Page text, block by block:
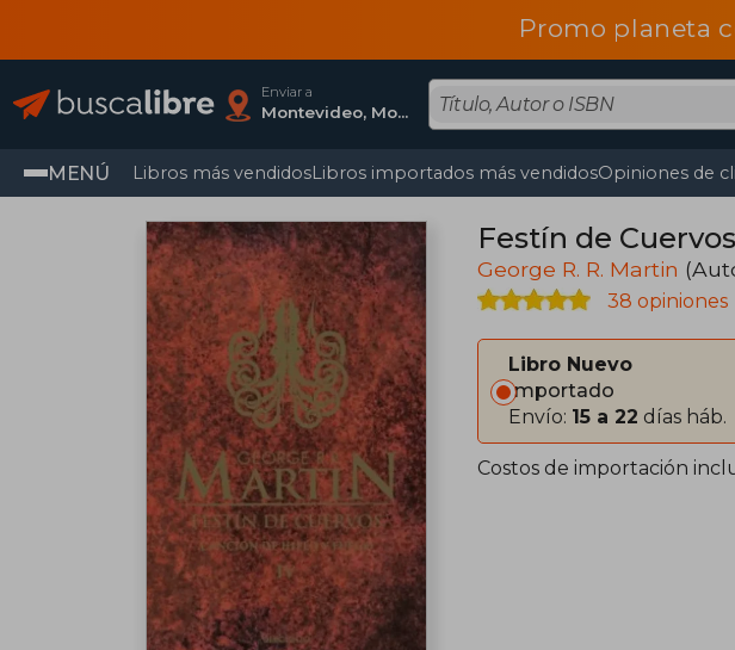
Promo planeta
Enviar a
Montevideo, Montevideo
MENÚ Libros más vendidosLibros importados más vendidosOpiniones de
Festín de Cuervos
George R. R. Martin
38 opiniones
Libro Nuevo
Importado
Envío: 15 a 22 días háb.
Costos de importación